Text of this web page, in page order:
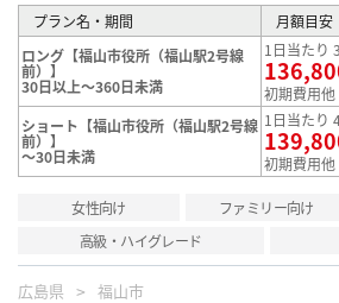
プラン名・期間
月額目安
ロング【福山市役所（福山駅2号線
前）】
30日以上～360日未満
1日当たり
初期費用
ショート【福山市役所（福山駅2号線
前）】
～30日未満
1日当たり
初期費用
女性向け ファミリー向け
高級・ハイグレード
広島県 福山市